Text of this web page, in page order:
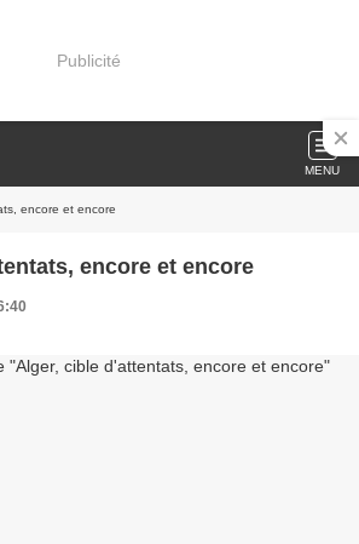
Publicité
MENU
encore et encore
encore et encore